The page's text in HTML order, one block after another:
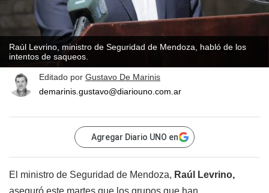
Raúl Levrino, ministro de Seguridad de Mendoza, habló de los
intentos de saqueos.
Editado por Gustavo De Marinis
demarinis.gustavo@diariouno.com.ar
Agregar Diario UNO en
El ministro de Seguridad de Mendoza, Raúl Levrino,